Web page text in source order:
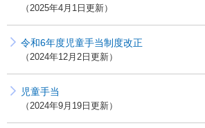
2025年4月1日更新
令和6年度児童手当制度改正
2024年12月2日更新
児童手当
2024年9月19日更新